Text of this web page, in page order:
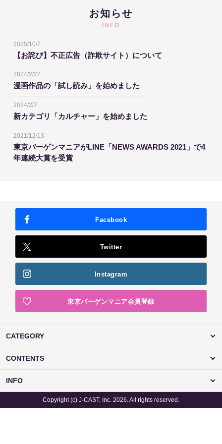
お知らせ
INFO
2025/10/7
【お詫び】不正広告（詐欺サイト）について
2024/2/27
漫画作品の「試し読み」を始めました
2024/2/7
新カテゴリ「カルチャー」を始めました
2021/12/13
東京バーゲンマニアがLINE「NEWS AWARDS 2021」で4
年連続大賞を受賞
Facebook
Twitter
Instagram
東京バーゲンマニア会員登録
CATEGORY
CONTENTS
INFO
Copyright (c) J-CAST, Inc. 2026. All rights reserved.